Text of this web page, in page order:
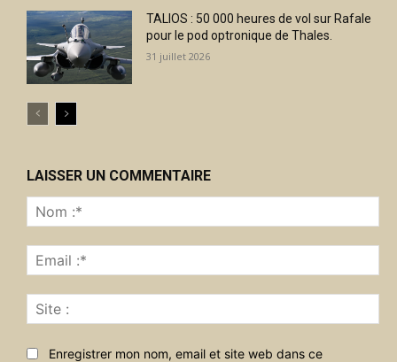
TALIOS : 50 000 heures de vol sur Rafale
pour le pod optronique de Thales.
31 juillet 2026
LAISSER UN COMMENTAIRE
:*
:*
:
Enregistrer mon nom, email et site web dans ce